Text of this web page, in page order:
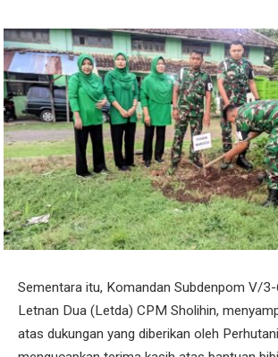
Sementara itu, Komandan Subdenpom V/
Letnan Dua (Letda) CPM Sholihin,
atas dukungan yang diberikan oleh